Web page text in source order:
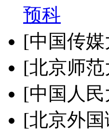
预科
[中国传
[北京师
[中国人
[北京外